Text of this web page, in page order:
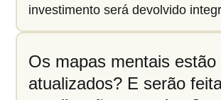
investimento será devolvido
Os mapas mentais estão
atualizados? E serão